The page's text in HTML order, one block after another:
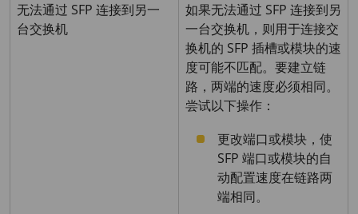
无法通过 SFP 连接到另一
台交换机
如果无法通过 SFP 连接到另
一台交换机，则用于连接交
换机的 SFP 插槽或模块的速
度可能不匹配。要建立链
路，两端的速度必须相同。
尝试以下操作：
更改端口或模块，使
SFP 端口或模块的自
动配置速度在链路两
端相同。